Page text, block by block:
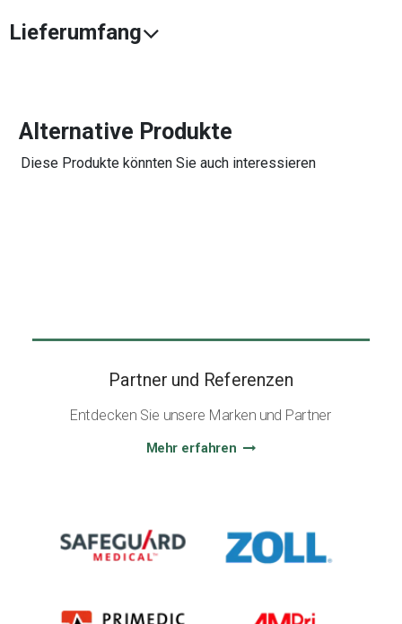
Lieferumfang
Alternative Produkte
Diese Produkte könnten Sie auch interessieren
Partner und Referenzen
Entdecken Sie unsere Marken und Partner
Mehr erfahren